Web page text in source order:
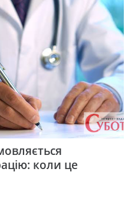
коли це